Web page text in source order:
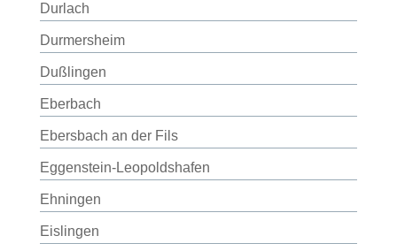
Durlach
Durmersheim
Dußlingen
Eberbach
Ebersbach an der Fils
Eggenstein-Leopoldshafen
Ehningen
Eislingen